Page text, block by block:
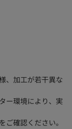
、加工が若干異な
ー環境により、実
確認ください。